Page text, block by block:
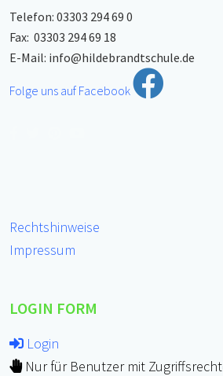
Telefon: 03303 294 69 0
Fax: 03303 294 69 18
E-Mail: info@hildebrandtschule.de
Folge uns auf Facebook
Rechtshinweise
Impressum
LOGIN FORM
Login
Nur für Benutzer mit